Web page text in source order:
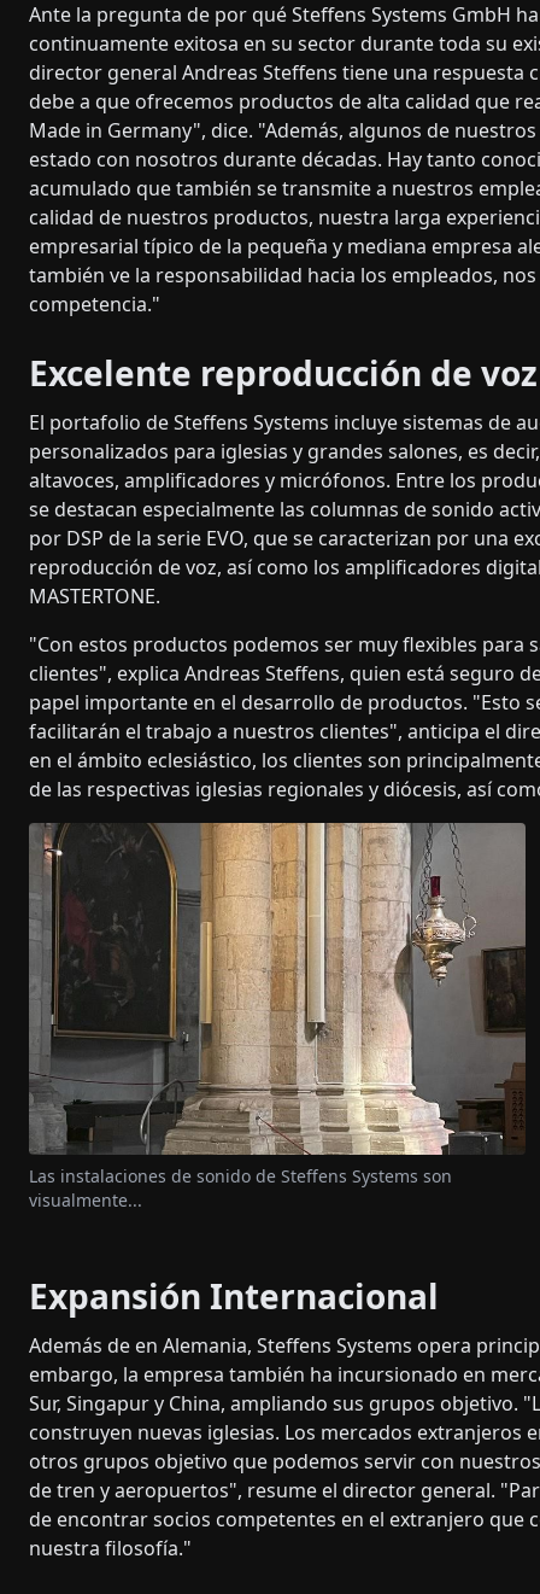
Ante la pregunta de por qué Steffens Systems GmbH
continuamente exitosa en su sector durante toda su
director general Andreas Steffens tiene una respuesta
debe a que ofrecemos productos de alta calidad que
Made in Germany", dice. "Además, algunos de
estado con nosotros durante décadas. Hay tanto
acumulado que también se transmite a nuestros
calidad de nuestros productos, nuestra larga
empresarial típico de la pequeña y mediana empresa
también ve la responsabilidad hacia los empleados,
competencia."
Excelente reproducción de voz
El portafolio de Steffens Systems incluye sistemas de
personalizados para iglesias y grandes salones, es
altavoces, amplificadores y micrófonos. Entre los
se destacan especialmente las columnas de sonido
por DSP de la serie EVO, que se caracterizan por una
reproducción de voz, así como los amplificadores
MASTERTONE.
"Con estos productos podemos ser muy flexibles para
clientes", explica Andreas Steffens, quien está seguro
papel importante en el desarrollo de productos. "Esto
facilitarán el trabajo a nuestros clientes", anticipa el
en el ámbito eclesiástico, los clientes son
de las respectivas iglesias regionales y diócesis, así
Las instalaciones de sonido de Steffens Systems son
visualmente...
Expansión Internacional
Además de en Alemania, Steffens Systems opera
embargo, la empresa también ha incursionado en
Sur, Singapur y China, ampliando sus grupos objetivo.
construyen nuevas iglesias. Los mercados extranjeros
otros grupos objetivo que podemos servir con
de tren y aeropuertos", resume el director general.
de encontrar socios competentes en el extranjero que
nuestra filosofía."